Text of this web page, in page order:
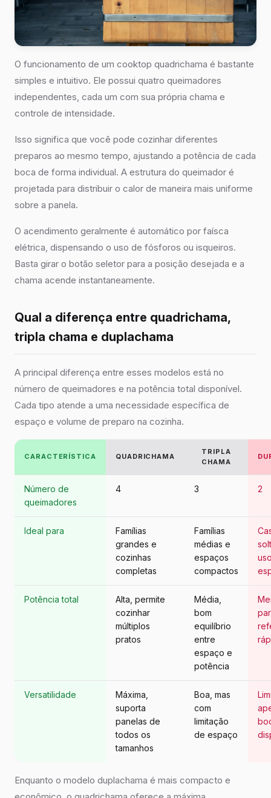
O funcionamento de um cooktop quadrichama é bastante
simples e intuitivo. Ele possui quatro queimadores
independentes, cada um com sua própria chama e
controle de intensidade.
Isso significa que você pode cozinhar diferentes
preparos ao mesmo tempo, ajustando a potência de cada
boca de forma individual. A estrutura do queimador é
projetada para distribuir o calor de maneira mais uniforme
sobre a panela.
O acendimento geralmente é automático por faísca
elétrica, dispensando o uso de fósforos ou isqueiros.
Basta girar o botão seletor para a posição desejada e a
chama acende instantaneamente.
Qual a diferença entre quadrichama,
tripla chama e duplachama
A principal diferença entre esses modelos está no
número de queimadores e na potência total disponível.
Cada tipo atende a uma necessidade específica de
espaço e volume de preparo na cozinha.
CARACTERÍSTICA QUADRICHAMA
TRIPLA
CHAMA
Número de
queimadores
4 3 2
Ideal para
Famílias
grandes e
cozinhas
completas
Famílias
médias e
espaços
compactos
Potência total
Alta, permite
cozinhar
múltiplos
pratos
Média,
bom
equilíbrio
entre
espaço e
potência
Versatilidade
Máxima,
suporta
panelas de
todos os
tamanhos
Boa, mas
com
limitação
de espaço
Enquanto o modelo duplachama é mais compacto e